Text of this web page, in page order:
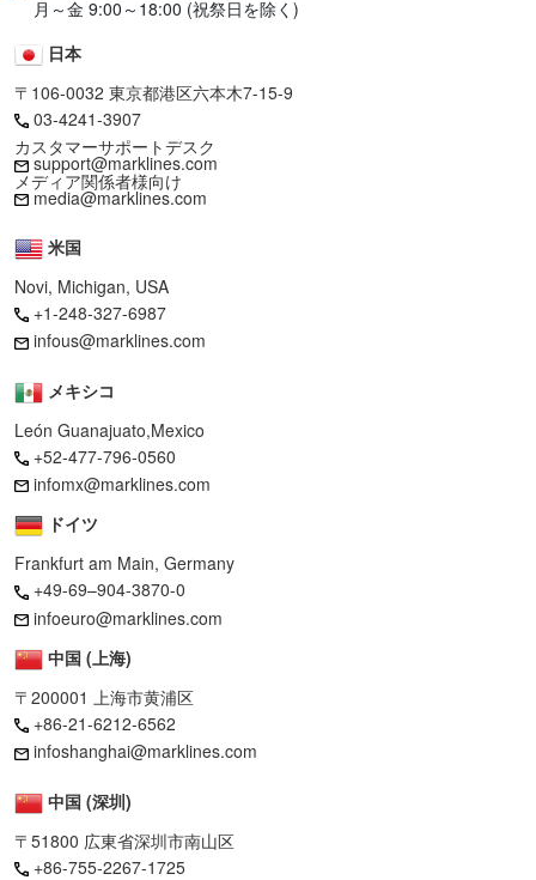
月～金 9:00～18:00 (祝祭日を除く)
日本
〒106-0032 東京都港区六本木7-15-9
03-4241-3907
カスタマーサポートデスク
support@marklines.com
メディア関係者様向け
media@marklines.com
米国
Novi, Michigan, USA
+1-248-327-6987
infous@marklines.com
メキシコ
León Guanajuato,Mexico
+52-477-796-0560
infomx@marklines.com
ドイツ
Frankfurt am Main, Germany
+49-69–904-3870-0
infoeuro@marklines.com
中国 (上海)
〒200001 上海市黄浦区
+86-21-6212-6562
infoshanghai@marklines.com
中国 (深圳)
〒51800 広東省深圳市南山区
+86-755-2267-1725